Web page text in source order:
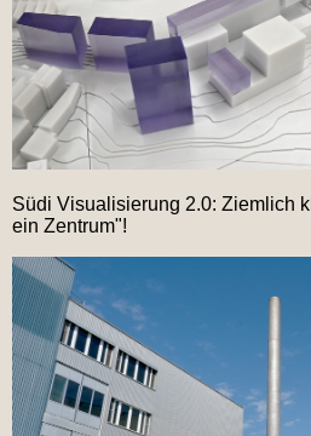
Südi Visualisierung 2.0: Ziemlich
ein Zentrum"!